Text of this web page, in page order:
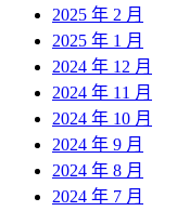
2025 年 2 月
2025 年 1 月
2024 年 12 月
2024 年 11 月
2024 年 10 月
2024 年 9 月
2024 年 8 月
2024 年 7 月